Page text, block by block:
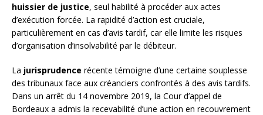
huissier de justice, seul habilité à procéder aux actes
d’exécution forcée. La rapidité d’action est cruciale,
particulièrement en cas d’avis tardif, car elle limite les risques
d’organisation d’insolvabilité par le débiteur.
La jurisprudence récente témoigne d’une certaine souplesse
des tribunaux face aux créanciers confrontés à des avis tardifs.
Dans un arrêt du 14 novembre 2019, la Cour d’appel de
Bordeaux a admis la recevabilité d’une action en recouvrement